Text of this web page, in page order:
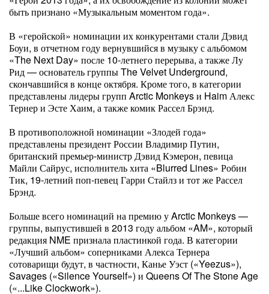
быть признано «Музыкальным моментом года».
В «геройской» номинации их конкурентами стали Дэвид
Боуи, в отчетном году вернувшийся в музыку с альбомом
«The Next Day» после 10-летнего перерыва, а также Лу
Рид — основатель группы The Velvet Underground,
скончавшийся в конце октября. Кроме того, в категории
представлены лидеры групп Arctic Monkeys и Haim Алекс
Тернер и Эсте Хаим, а также комик Рассел Брэнд.
В противоположной номинации «Злодей года»
представлены президент России Владимир Путин,
британский премьер-министр Дэвид Кэмерон, певица
Майли Сайрус, исполнитель хита «Blurred Lines» Робин
Тик, 19-летний поп-певец Гарри Стайлз и тот же Рассел
Брэнд.
Больше всего номинаций на премию у Arctic Monkeys —
группы, выпустившей в 2013 году альбом «AM», который
редакция NME признала пластинкой года. В категории
«Лучший альбом» соперниками Алекса Тернера
сотоварищи будут, в частности, Канье Уэст («Yeezus»),
Savages («Silence Yourself») и Queens Of The Stone Age
(«...Like Clockwork»).